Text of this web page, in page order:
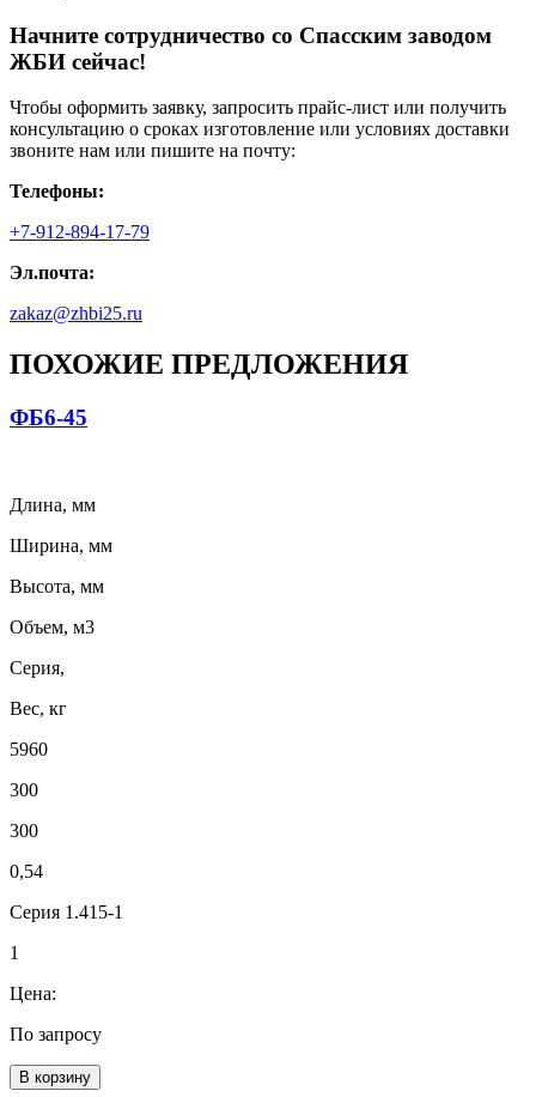
Начните сотрудничество со Cпасским заводом
ЖБИ сейчас!
Чтобы оформить заявку, запросить прайс-лист или получить
консультацию о сроках изготовление или условиях доставки
звоните нам или пишите на почту:
Телефоны:
+7-912-894-17-79
Эл.почта:
zakaz@zhbi25.ru
ПОХОЖИЕ ПРЕДЛОЖЕНИЯ
ФБ6-45
Длина, мм
Ширина, мм
Высота, мм
Объем, м3
Серия,
Вес, кг
5960
300
300
0,54
Серия 1.415-1
1
Цена:
По запросу
В корзину